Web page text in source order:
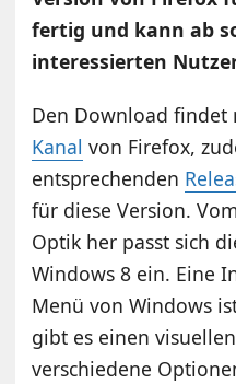
fertig und kann ab
interessierten
Den Download findet
Kanal von Firefox,
entsprechenden
für diese Version.
Optik her passt sich
Windows 8 ein. Eine
Menü von Windows
gibt es einen
verschiedene